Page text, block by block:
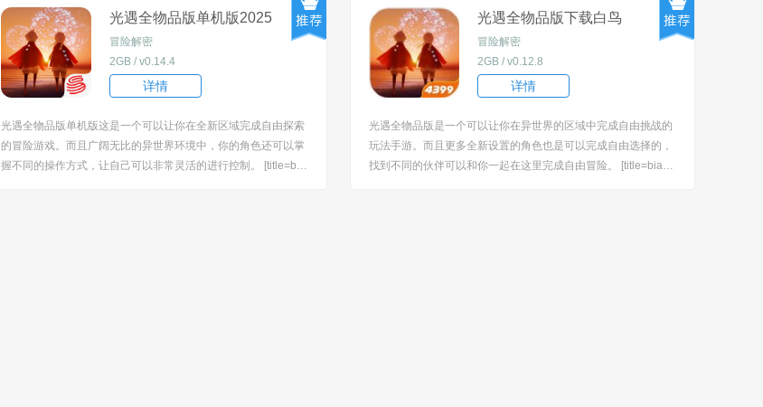
厉...
挑...
光遇全物品版单机版2025
冒险解密
2GB / v0.14.4
详情
光遇全物品版单机版这是一个可以让你在全新区域完成自由探索
的冒险游戏。而且广阔无比的异世界环境中，你的角色还可以掌
握不同的操作方式，让自己可以非常灵活的进行控制。 [title=bia
光遇全物品版下载白鸟
冒险解密
2GB / v0.12.8
详情
光遇全物品版是一个可以让你在异世界的区域中完成自由挑战的
玩法手游。而且更多全新设置的角色也是可以完成自由选择的，
找到不同的伙伴可以和你一起在这里完成自由冒险。 [title=biaot